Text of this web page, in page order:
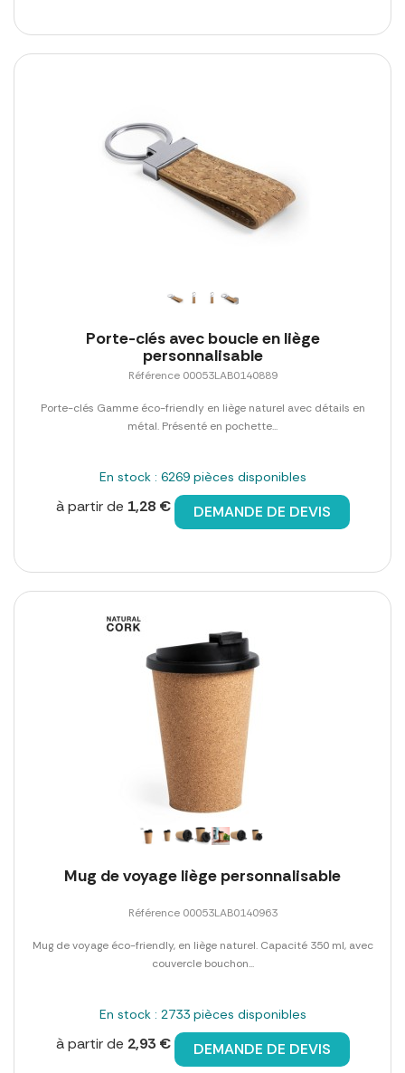
Porte-clés avec boucle en liège
personnalisable
Référence 00053LAB0140889
Porte-clés Gamme éco-friendly en liège naturel avec détails en
métal. Présenté en pochette...
En stock : 6269 pièces disponibles
à partir de 1,28 € DEMANDE DE DEVIS
Mug de voyage liège personnalisable
Référence 00053LAB0140963
Mug de voyage éco-friendly, en liège naturel. Capacité 350 ml, avec
couvercle bouchon...
En stock : 2733 pièces disponibles
à partir de 2,93 € DEMANDE DE DEVIS